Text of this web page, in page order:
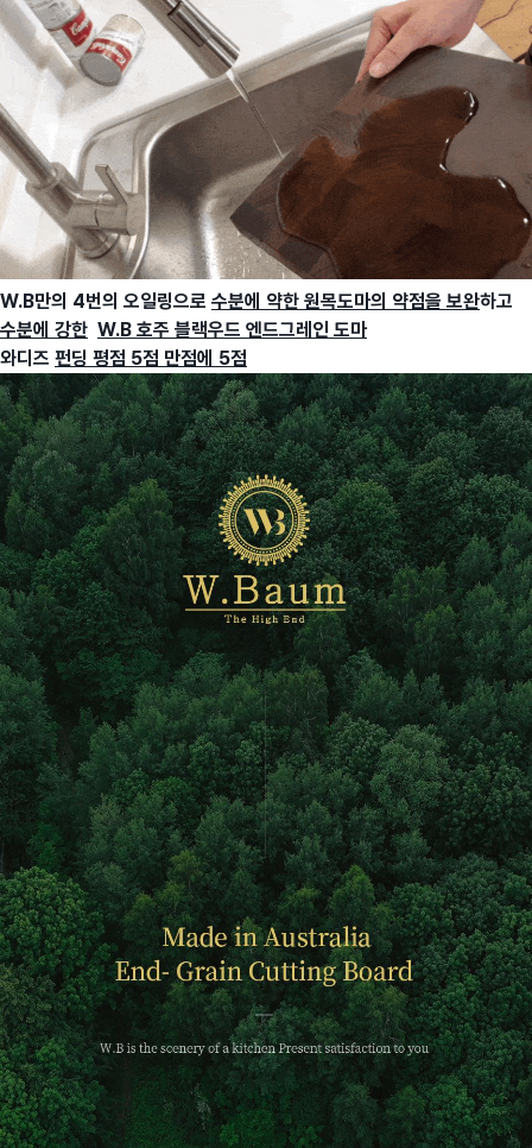
W.B만의 4번의 오일링으로 수분에 약한 원목도마의 약점을 보완하고
수분에 강한 W.B 호주 블랙우드 엔드그레인 도마
와디즈 펀딩 평점 5점 만점에 5점